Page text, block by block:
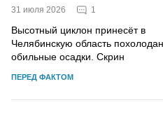
31 июля 2026 1
Высотный циклон принесёт в
Челябинскую область
обильные осадки. Скрин
ПЕРЕД ФАКТОМ